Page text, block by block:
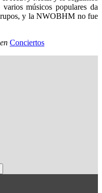
músicos populares da
y la NWOBHM no fue
en Conciertos